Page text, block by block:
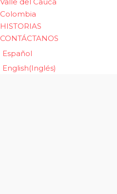
Colombia
HISTORIAS
CONTÁCTANOS
Español
English(Inglés)